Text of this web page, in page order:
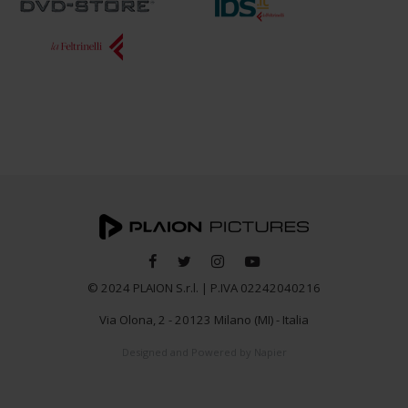
© 2024 PLAION S.r.l. | P.IVA 02242040216
Via Olona, 2 - 20123 Milano (MI) - Italia